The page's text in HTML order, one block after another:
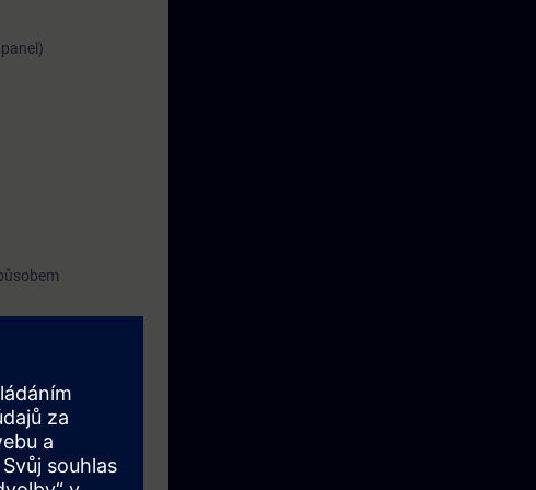
komunikaci
dobu
zařízení.
Ten se skládá z
panelu,